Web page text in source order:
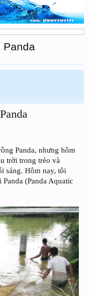
Panda
Panda, nhưng hôm
trời trong trẻo và
sáng. Hôm nay, tôi
(Panda Aquatic